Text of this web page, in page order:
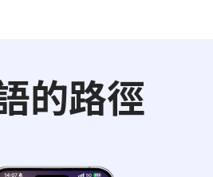
的路徑